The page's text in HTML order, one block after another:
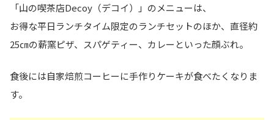
「山の喫茶店Decoy（デコイ）」のメニューは、
お得な平日ランチタイム限定のランチセットのほか、直径約
25㎝の薪窯ピザ、スパゲティー、カレーといった顔ぶれ。
食後には自家焙煎コーヒーに手作りケーキが食べたくなりま
す。